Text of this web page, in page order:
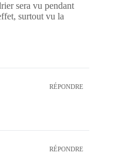
sera vu pendant
surtout vu la
RÉPONDRE
RÉPONDRE